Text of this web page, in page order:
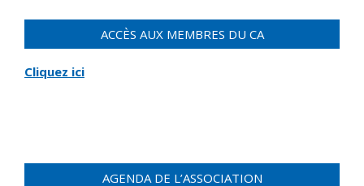
ACCÈS AUX MEMBRES DU CA
Cliquez ici
AGENDA DE L’ASSOCIATION